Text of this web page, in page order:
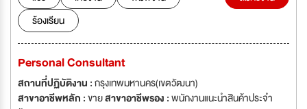
ร้องเรียน
Personal Consultant
สถานที่ปฏิบัติงาน :กรุงเทพมหานคร(เขตวัฒนา)
สาขาอาชีพหลัก :ขายสาขาอาชีพรอง :พนักงานแนะนำสินค้าประจำ